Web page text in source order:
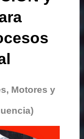
Motores y